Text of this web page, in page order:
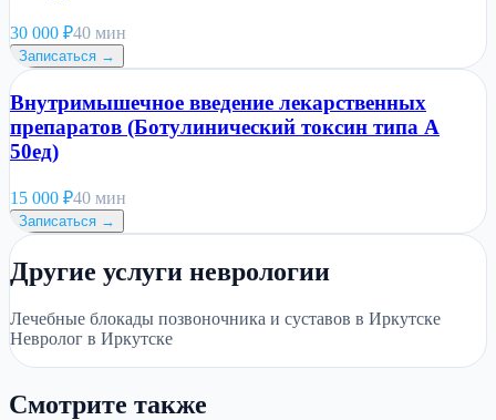
30 000 ₽40 мин
Записаться →
Внутримышечное введение лекарственных
препаратов (Ботулинический токсин типа А
50ед)
15 000 ₽40 мин
Записаться →
Другие услуги неврологии
Лечебные блокады позвоночника и суставов в Иркутске
Невролог в Иркутске
Смотрите также